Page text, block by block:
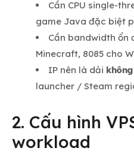
Cần CPU single-
game Java đặc biệt
Cần bandwidth ổn
Minecraft, 8085 cho
IP nên là dải
launcher / Steam
2. Cấu hình
workload